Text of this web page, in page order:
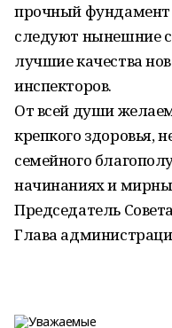
прочный
следуют нынешние
лучшие качества
инспекторов.
От всей души
крепкого здоровья,
семейного
начинаниях и
Председатель
Глава